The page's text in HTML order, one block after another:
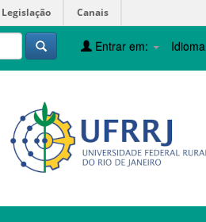
Legislação Canais
Idioma
Entrar em: